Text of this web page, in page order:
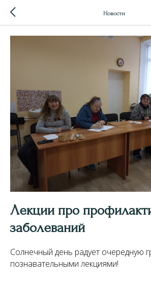
Новости
Лекции про
заболеваний
Солнечный день радует очередную
познавательными лекциями!